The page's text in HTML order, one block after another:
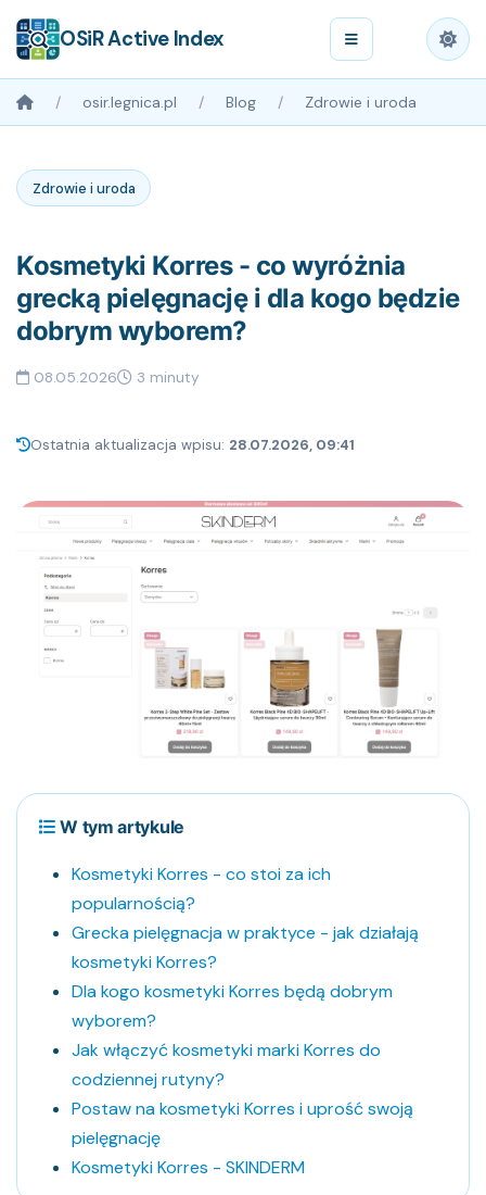
OSiR Active Index
osir.legnica.pl Blog Zdrowie i uroda
Zdrowie i uroda
Kosmetyki Korres - co wyróżnia
grecką pielęgnację i dla kogo będzie
dobrym wyborem?
08.05.2026 3 minuty
Ostatnia aktualizacja wpisu: 28.07.2026, 09:41
W tym artykule
Kosmetyki Korres - co stoi za ich
popularnością?
Grecka pielęgnacja w praktyce - jak działają
kosmetyki Korres?
Dla kogo kosmetyki Korres będą dobrym
wyborem?
Jak włączyć kosmetyki marki Korres do
codziennej rutyny?
Postaw na kosmetyki Korres i uprość swoją
pielęgnację
Kosmetyki Korres - SKINDERM